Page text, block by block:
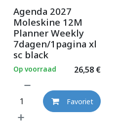
Agenda 2027
Moleskine 12M
Planner Weekly
7dagen/1pagina xl
sc black
26,58€
Op voorraad
Favoriet